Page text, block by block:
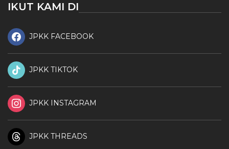
IKUT KAMI DI
JPKK FACEBOOK
JPKK TIKTOK
JPKK INSTAGRAM
JPKK THREADS